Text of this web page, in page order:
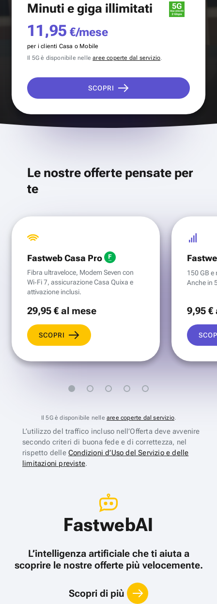
Minuti e giga illimitati
11,95 €/mese
per i clienti Casa o Mobile
Il 5G è disponibile nellearee coperte dal servizio.
SCOPRI
Le nostre offerte pensate per
te
Fastweb Casa Pro
Fibra ultraveloce, Modem Seven con
Wi‑Fi 7, assicurazione Casa Quixa e
attivazione inclusi.
29,95 €al mese
SCOPRI
150 GB e
Anche in
9,95 €
Il 5G è disponibile nelle aree coperte dal servizio.
L’utilizzo del traffico incluso nell’Offerta deve avvenire
secondo criteri di buona fede e di correttezza, nel
rispetto delle Condizioni d’Uso del Servizio e delle
limitazioni previste.
FastwebAI
L’intelligenza artificiale che ti aiuta a
scoprire le nostre offerte più velocemente.
Scopri di più